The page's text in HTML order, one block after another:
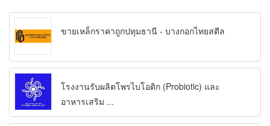
ขายเหล็กราคาถูกปทุมธานี - บางกอกไทยสตีล
โรงงานรับผลิตโพรไบโอติก (Probiotic) และ
อาหารเสริม ...